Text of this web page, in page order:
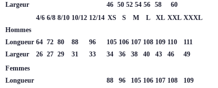
Largeur
46 50 52 54 56 58
60
4/6 6/8 8/10 10/12 12/14 XS S M L XL XXL XXXL
Hommes
Longueur 64 72 80 88 96 105 106 107 108 109 110
111
Largeur
26 27 29 31 33 34 36 38 40 43 46
49
Femmes
Longueur
88 96 105 106 107 108
109